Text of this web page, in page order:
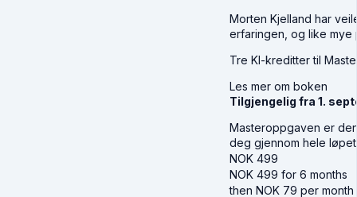
Morten Kjelland har
erfaringen, og like mye
Tre KI-kreditter til
Les mer om boken
Tilgjengelig fra 1.
Masteroppgaven er
deg gjennom hele
NOK 499
NOK 499 for 6 months
then NOK 79 per month